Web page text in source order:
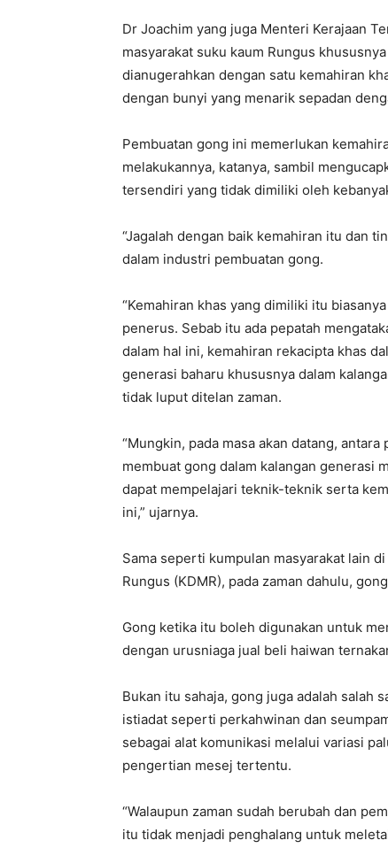
Dr Joachim yang juga Menteri Kerajaan
masyarakat suku kaum Rungus
dianugerahkan dengan satu kemahiran
dengan bunyi yang menarik sepadan
Pembuatan gong ini memerlukan
melakukannya, katanya, sambil
tersendiri yang tidak dimiliki oleh
“Jagalah dengan baik kemahiran itu dan
dalam industri pembuatan gong.
“Kemahiran khas yang dimiliki itu
penerus. Sebab itu ada pepatah
dalam hal ini, kemahiran rekacipta khas
generasi baharu khususnya dalam
tidak luput ditelan zaman.
“Mungkin, pada masa akan datang,
membuat gong dalam kalangan generasi
dapat mempelajari teknik-teknik serta
ini,” ujarnya.
Sama seperti kumpulan masyarakat lain
Rungus (KDMR), pada zaman dahulu,
Gong ketika itu boleh digunakan untuk
dengan urusniaga jual beli haiwan
Bukan itu sahaja, gong juga adalah salah
istiadat seperti perkahwinan dan
sebagai alat komunikasi melalui variasi
pengertian mesej tertentu.
“Walaupun zaman sudah berubah dan
itu tidak menjadi penghalang untuk